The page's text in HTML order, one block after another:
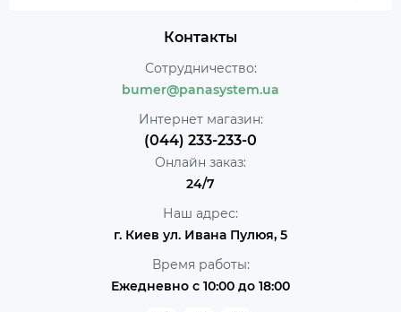
Контакты
Сотрудничество:
bumer@panasystem.ua
Интернет магазин:
(044) 233-233-0
Онлайн заказ:
24/7
Наш адрес:
г. Киев ул. Ивана Пулюя, 5
Время работы:
Ежедневно с 10:00 до 18:00